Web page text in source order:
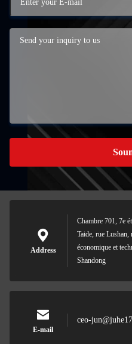
Address
Chambre 701, 7e
Taide, rue Lushan,
économique et
Shandong
E-mail
ceo-